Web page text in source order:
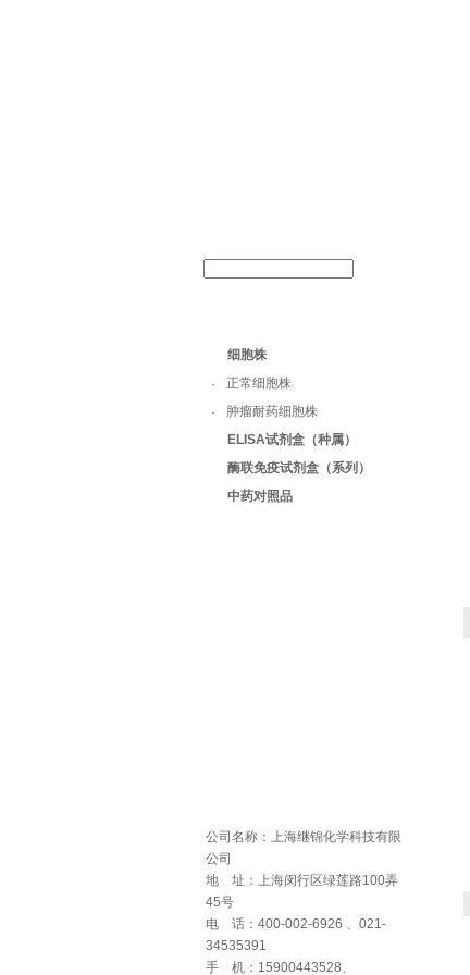
细胞株
·
正常细胞株
·
肿瘤耐药细胞株
ELISA试剂盒（种属）
酶联免疫试剂盒（系列）
中药对照品
公司名称：上海继锦化学科技有限
公司
地 址：上海闵行区绿莲路100弄
45号
电 话：400-002-6926 、021-
34535391
手 机：15900443528、